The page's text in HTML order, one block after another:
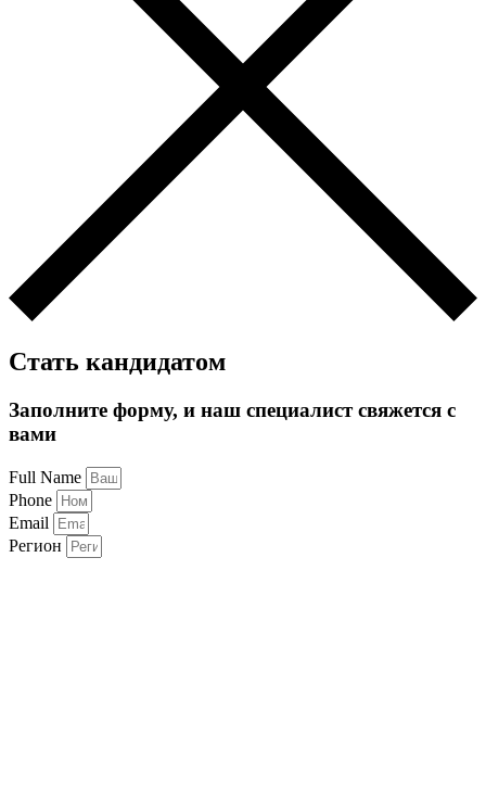
Стать кандидатом
Заполните форму, и наш специалист свяжется с
вами
Full Name
Phone
Email
Регион